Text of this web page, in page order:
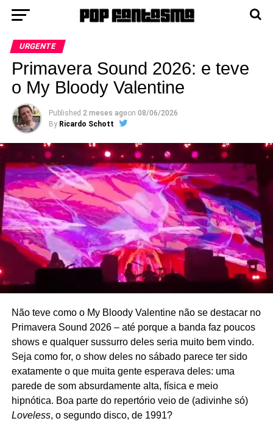
URGENTE
Primavera Sound 2026: e teve
o My Bloody Valentine
Published 2 meses agoon 08/06/2026
By Ricardo Schott
Não teve como o My Bloody Valentine não se destacar no
Primavera Sound 2026 – até porque a banda faz poucos
shows e qualquer sussurro deles seria muito bem vindo.
Seja como for, o show deles no sábado parece ter sido
exatamente o que muita gente esperava deles: uma
parede de som absurdamente alta, física e meio
hipnótica. Boa parte do repertório veio de (adivinhe só)
Loveless, o segundo disco, de 1991?